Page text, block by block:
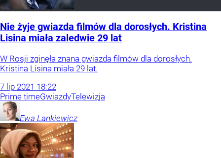
Nie żyje gwiazda filmów dla dorosłych. Kristina
Lisina miała zaledwie 29 lat
W Rosji zginęła znana gwiazda filmów dla dorosłych.
Kristina Lisina miała 29 lat.
7 lip 2021 18:22
Prime timeGwiazdyTelewizja
Ewa Lankiewicz